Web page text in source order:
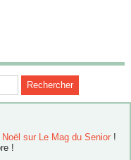
sur Le Mag du Senior !
!